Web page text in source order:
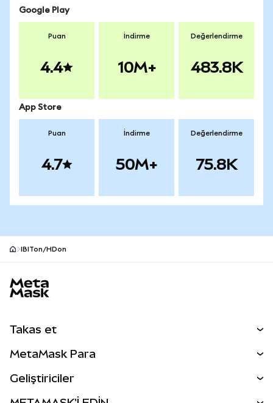
Google Play
Puan
4.4
İndirme
10M+
Değerlendirme
483.8K
App Store
Puan
4.7
İndirme
50M+
Değerlendirme
75.8K
IBITon/HDon
Takas et
Perps
MetaMask Para
Geliştiriciler